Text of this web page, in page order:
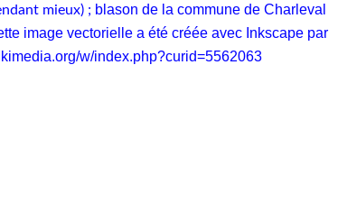
mieux) ; blason de la commune de Charleval
image vectorielle a été créée avec Inkscape par
w/index.php?curid=5562063